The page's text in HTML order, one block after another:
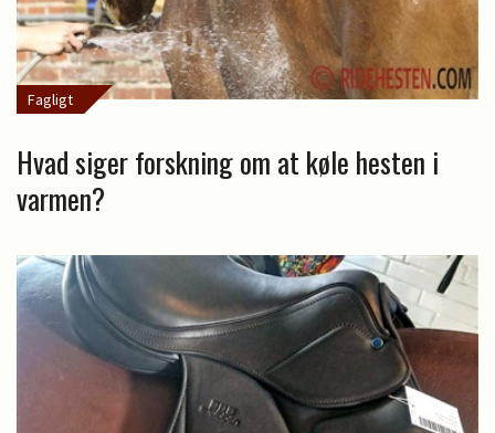
Fagligt
Hvad siger forskning om at køle hesten i
varmen?